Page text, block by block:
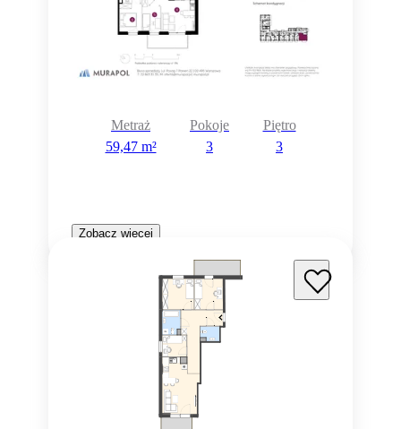
Metraż
59,47 m²
Pokoje
3
Piętro
3
Zobacz więcej